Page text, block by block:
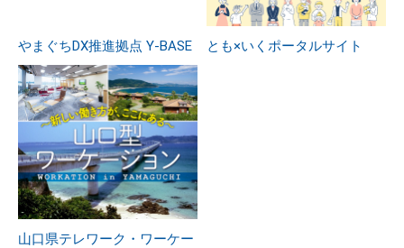
やまぐちDX推進拠点 Y-BASE とも×いくポータルサイト
山口県テレワーク・ワーケー